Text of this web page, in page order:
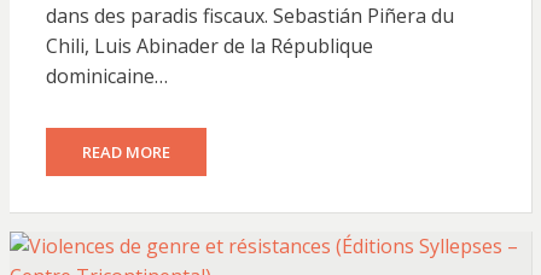
dans des paradis fiscaux. Sebastián Piñera du
Chili, Luis Abinader de la République
dominicaine…
READ MORE